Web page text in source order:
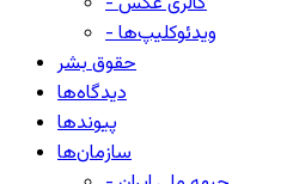
- ویدئوکلیپ‌ها
حقوق بشر
دیدگاه‌ها
پیوندها
سازمان‌ها